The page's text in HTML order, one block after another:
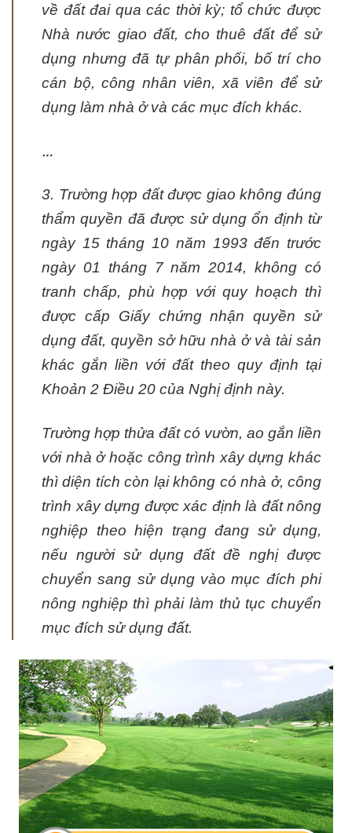
về đất đai qua các thời kỳ; tổ chức được
Nhà nước giao đất, cho thuê đất để sử
dụng nhưng đã tự phân phối, bố trí cho
cán bộ, công nhân viên, xã viên để sử
dụng làm nhà ở và các mục đích khác.
…
3. Trường hợp đất được giao không đúng
thẩm quyền đã được sử dụng ổn định từ
ngày 15 tháng 10 năm 1993 đến trước
ngày 01 tháng 7 năm 2014, không có
tranh chấp, phù hợp với quy hoạch thì
được cấp Giấy chứng nhận quyền sử
dụng đất, quyền sở hữu nhà ở và tài sản
khác gắn liền với đất theo quy định tại
Khoản 2 Điều 20 của Nghị định này.
Trường hợp thửa đất có vườn, ao gắn liền
với nhà ở hoặc công trình xây dựng khác
thì diện tích còn lại không có nhà ở, công
trình xây dựng được xác định là đất nông
nghiệp theo hiện trạng đang sử dụng,
nếu người sử dụng đất đề nghị được
chuyển sang sử dụng vào mục đích phi
nông nghiệp thì phải làm thủ tục chuyển
mục đích sử dụng đất.